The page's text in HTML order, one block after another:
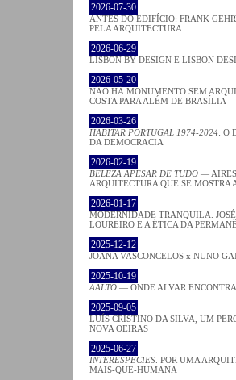
2026-07-30
ANTES DO EDIFÍCIO: FRANK
PELA ARQUITECTURA
2026-06-29
LISBON BY DESIGN E LISBON
2026-05-20
NÃO HÁ MONUMENTO SEM
COSTA PARA ALÉM DE BRASÍLIA
2026-03-26
HABITAR PORTUGAL 1974-2024: O
DA DEMOCRACIA
2026-02-19
BELEZA APESAR DE TUDO —
ARQUITECTURA QUE SE MOSTRA
2026-01-17
MODERNIDADE TRANQUILA.
LOUREIRO E A ÉTICA DA
2025-12-12
JOANA VASCONCELOS x NUNO
2025-10-19
AALTO — ONDE ALVAR
2025-09-05
LUÍS CRISTINO DA SILVA, UM
NOVA OEIRAS
2025-06-27
INTERESPECIES . POR UMA
MAIS-QUE-HUMANA